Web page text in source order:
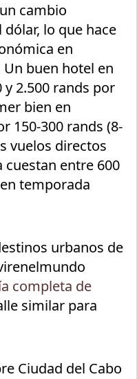
cambio
lo que hace
en
buen hotel en
2.500 rands por
bien en
150-300 rands (8-
vuelos directos
cuestan entre 600
temporada
urbanos de
completa de
similar para
Ciudad del Cabo